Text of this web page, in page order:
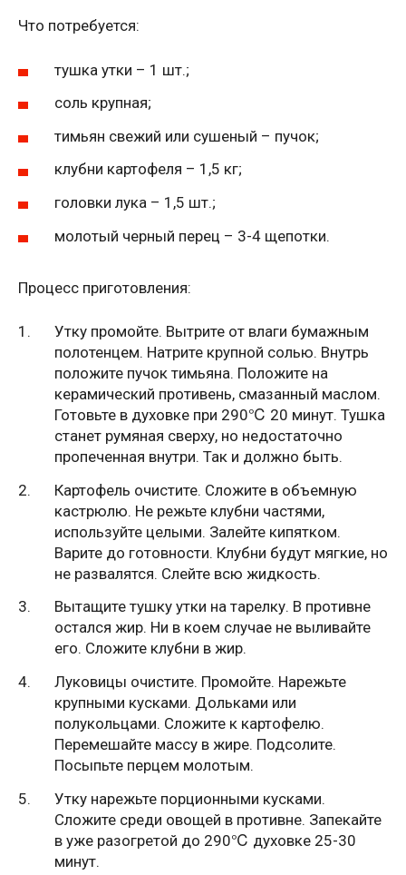
Что потребуется:
тушка утки – 1 шт.;
соль крупная;
тимьян свежий или сушеный – пучок;
клубни картофеля – 1,5 кг;
головки лука – 1,5 шт.;
молотый черный перец – 3-4 щепотки.
Процесс приготовления:
Утку промойте. Вытрите от влаги бумажным
полотенцем. Натрите крупной солью. Внутрь
положите пучок тимьяна. Положите на
керамический противень, смазанный маслом.
Готовьте в духовке при 290℃ 20 минут. Тушка
станет румяная сверху, но недостаточно
пропеченная внутри. Так и должно быть.
Картофель очистите. Сложите в объемную
кастрюлю. Не режьте клубни частями,
используйте целыми. Залейте кипятком.
Варите до готовности. Клубни будут мягкие, но
не развалятся. Слейте всю жидкость.
Вытащите тушку утки на тарелку. В противне
остался жир. Ни в коем случае не выливайте
его. Сложите клубни в жир.
Луковицы очистите. Промойте. Нарежьте
крупными кусками. Дольками или
полукольцами. Сложите к картофелю.
Перемешайте массу в жире. Подсолите.
Посыпьте перцем молотым.
Утку нарежьте порционными кусками.
Сложите среди овощей в противне. Запекайте
в уже разогретой до 290℃ духовке 25-30
минут.